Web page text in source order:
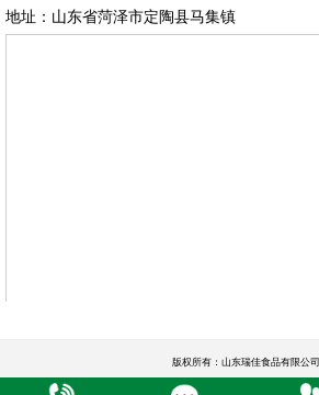
地址：山东省菏泽市定陶县马集镇
版权所有：山东瑞佳食品有限公司